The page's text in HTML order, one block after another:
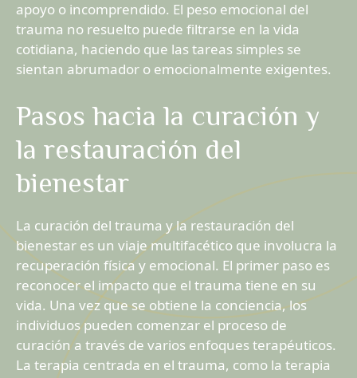
apoyo o incomprendido. El peso emocional del
trauma no resuelto puede filtrarse en la vida
cotidiana, haciendo que las tareas simples se
sientan abrumador o emocionalmente exigentes.
Pasos hacia la curación y
la restauración del
bienestar
La curación del trauma y la restauración del
bienestar es un viaje multifacético que involucra la
recuperación física y emocional. El primer paso es
reconocer el impacto que el trauma tiene en su
vida. Una vez que se obtiene la conciencia, los
individuos pueden comenzar el proceso de
curación a través de varios enfoques terapéuticos.
La terapia centrada en el trauma, como la terapia